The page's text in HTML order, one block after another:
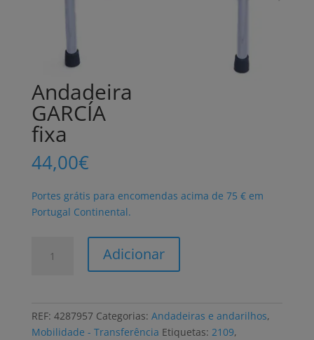
Andadeira
GARCÍA
fixa
44,00€
Portes grátis para encomendas acima de 75 € em
Portugal Continental.
Adicionar
REF: 4287957 Categorias: Andadeiras e andarilhos,
Mobilidade - Transferência Etiquetas: 2109,